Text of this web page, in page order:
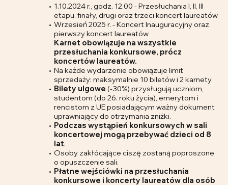
1.10.2024 r., godz. 12.00 - Przesłuchania I, II, III
etapu, finały, drugi oraz trzeci koncert laureatów
Wrzesień 2025 r. - Koncert Inauguracyjny oraz
pierwszy koncert laureatów
Karnet obowiązuje na wszystkie
przesłuchania konkursowe, prócz
koncertów laureatów.
Na każde wydarzenie obowiązuje limit
sprzedaży: maksymalnie 10 biletów i 2 karnety
Bilety ulgowe (-30%) przysługują uczniom,
studentom (do 26. roku życia), emerytom i
rencistom z UE posiadającym ważny dokument
uprawniający do otrzymania zniżki.
Podczas wystąpień konkursowych w sali
koncertowej mogą przebywać dzieci od 8
lat.
Osoby zakłócające ciszę zostaną poproszone
o opuszczenie sali.
Płatne wejściówki na przesłuchania
konkursowe i koncerty laureatów dla osób